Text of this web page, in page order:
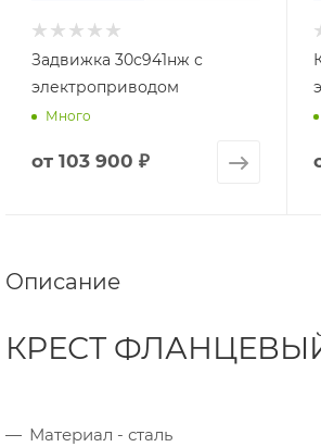
Задвижка 30с941нж с
электроприводом
Много
от 103 900 ₽
Описание
КРЕСТ
Материал - сталь